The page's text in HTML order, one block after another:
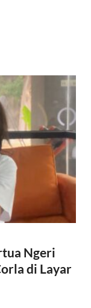
Ngeri
di Layar